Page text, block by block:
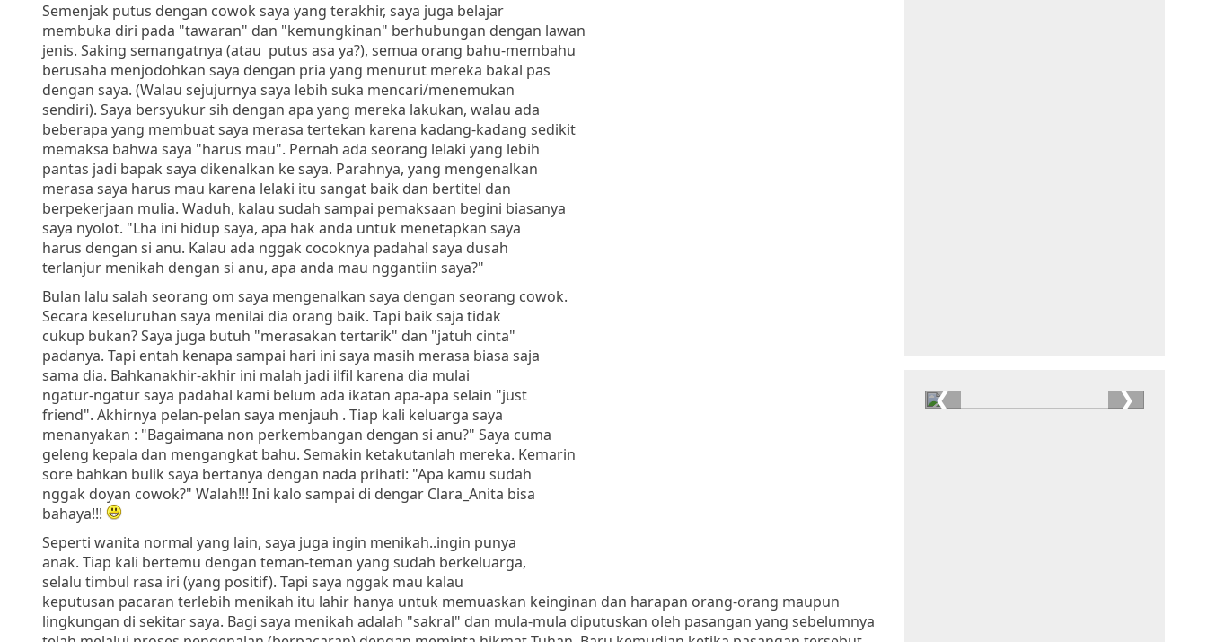
Semenjak putus dengan cowok saya yang terakhir, saya juga belajar
membuka diri pada "tawaran" dan "kemungkinan" berhubungan dengan lawan
jenis. Saking semangatnya (atau putus asa ya?), semua orang bahu-membahu
berusaha menjodohkan saya dengan pria yang menurut mereka bakal pas
dengan saya. (Walau sejujurnya saya lebih suka mencari/menemukan
sendiri). Saya bersyukur sih dengan apa yang mereka lakukan, walau ada
beberapa yang membuat saya merasa tertekan karena kadang-kadang sedikit
memaksa bahwa saya "harus mau". Pernah ada seorang lelaki yang lebih
pantas jadi bapak saya dikenalkan ke saya. Parahnya, yang mengenalkan
merasa saya harus mau karena lelaki itu sangat baik dan bertitel dan
berpekerjaan mulia. Waduh, kalau sudah sampai pemaksaan begini biasanya
saya nyolot. "Lha ini hidup saya, apa hak anda untuk menetapkan saya
harus dengan si anu. Kalau ada nggak cocoknya padahal saya dusah
terlanjur menikah dengan si anu, apa anda mau nggantiin saya?"
Bulan lalu salah seorang om saya mengenalkan saya dengan seorang cowok.
Secara keseluruhan saya menilai dia orang baik. Tapi baik saja tidak
cukup bukan? Saya juga butuh "merasakan tertarik" dan "jatuh cinta"
padanya. Tapi entah kenapa sampai hari ini saya masih merasa biasa saja
sama dia. Bahkanakhir-akhir ini malah jadi ilfil karena dia mulai
ngatur-ngatur saya padahal kami belum ada ikatan apa-apa selain "just
friend". Akhirnya pelan-pelan saya menjauh . Tiap kali keluarga saya
menanyakan : "Bagaimana non perkembangan dengan si anu?" Saya cuma
geleng kepala dan mengangkat bahu. Semakin ketakutanlah mereka. Kemarin
sore bahkan bulik saya bertanya dengan nada prihati: "Apa kamu sudah
nggak doyan cowok?" Walah!!! Ini kalo sampai di dengar Clara_Anita bisa
bahaya!!!
Seperti wanita normal yang lain, saya juga ingin menikah..ingin punya
anak. Tiap kali bertemu dengan teman-teman yang sudah berkeluarga,
selalu timbul rasa iri (yang positif). Tapi saya nggak mau kalau
keputusan pacaran terlebih menikah itu lahir hanya untuk memuaskan keinginan dan harapan orang-orang maupun
lingkungan di sekitar saya. Bagi saya menikah adalah "sakral" dan mula-mula diputuskan oleh pasangan yang sebelumnya